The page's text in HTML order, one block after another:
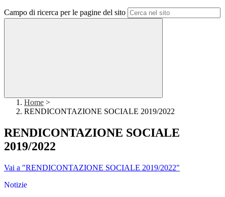
Campo di ricerca per le pagine del sito
Home >
RENDICONTAZIONE SOCIALE 2019/2022
RENDICONTAZIONE SOCIALE
2019/2022
Vai a "RENDICONTAZIONE SOCIALE 2019/2022"
Notizie